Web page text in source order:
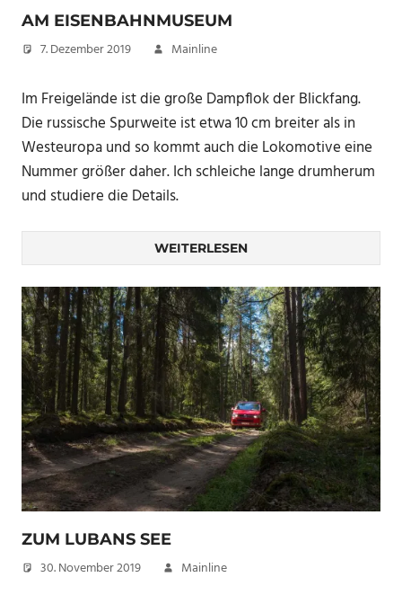
AM EISENBAHNMUSEUM
7. Dezember 2019 Mainline
Im Freigelände ist die große Dampflok der Blickfang.
Die russische Spurweite ist etwa 10 cm breiter als in
Westeuropa und so kommt auch die Lokomotive eine
Nummer größer daher. Ich schleiche lange drumherum
und studiere die Details.
WEITERLESEN
ZUM LUBANS SEE
30. November 2019 Mainline